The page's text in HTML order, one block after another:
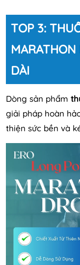
TOP 3:
DÀI
Dòng sản phẩm
giải pháp hoàn
thiện sức bền và